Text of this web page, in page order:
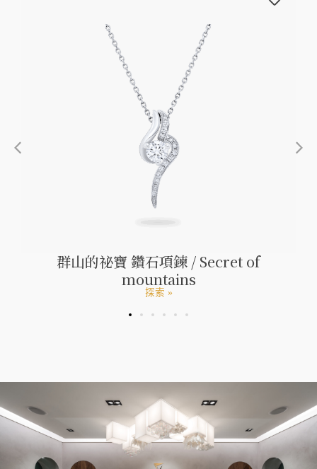
群山的祕寶 鑽石項鍊 / Secret of
mountains
探索 »